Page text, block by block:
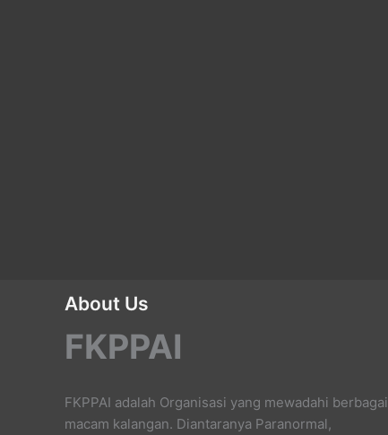
About Us
FKPPAI
FKPPAI adalah Organisasi yang mewadahi berbagai
macam kalangan. Diantaranya Paranormal,